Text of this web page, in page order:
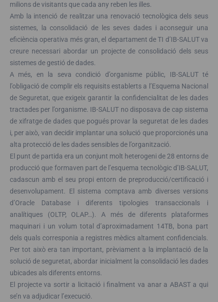
milions de visitants que cada any reben les illes.
Amb la intenció de realitzar una renovació tecnològica dels seus
sistemes, la consolidació de les seves dades i aconseguir una
eficiència operativa més gran, el departament de TI d’IB-SALUT va
creure necessari abordar un projecte de consolidació dels seus
sistemes de gestió de dades.
A més, en la seva condició d’organisme públic, IB-SALUT té
l’obligació de complir els requisits establerts a l’Esquema Nacional
de Seguretat, que exigeix garantir la confidencialitat de les dades
tractades per l’organisme. IB-SALUT no disposava de cap sistema
de xifratge de dades que pogués provar la seguretat de les dades
i, per això, van decidir implantar una solució que proporcionés una
alta protecció de les dades sensibles de l’organització.
El punt de partida era un conjunt molt heterogeni de 28 entorns de
producció que formaven part de l’esquema tecnològic d’IB-SALUT,
cadascun amb el seu propi entorn de preproducció/certificació i
desenvolupament. El sistema comptava amb diverses versions
d’Oracle Database i diferents tipologies transaccionals i
analítiques (OLTP, OLAP…). A més de diferents plataformes
maquinari i un volum total d’aproximadament 14TB, bona part
dels quals corresponia a registres mèdics altament confidencials.
Per tot això era tan important, prèviament a la implantació de la
solució de seguretat, abordar inicialment la consolidació les dades
ubicades als diferents entorns.
El projecte va sortir a licitació i finalment va anar a ABAST a qui
se’n va adjudicar l’execució.